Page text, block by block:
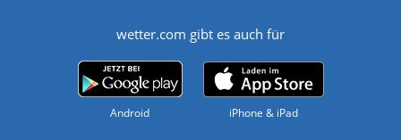
wetter.com gibt es auch für
Android iPhone & iPad